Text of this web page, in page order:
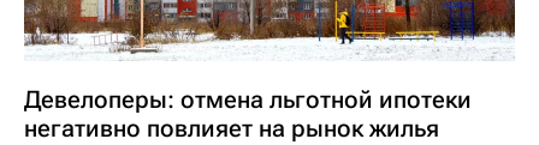
Девелоперы: отмена льготной ипотеки
негативно повлияет на рынок жилья